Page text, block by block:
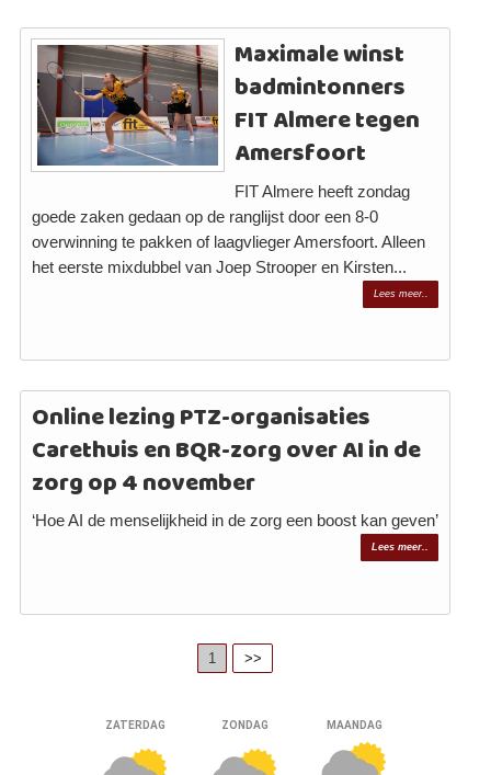
Maximale winst
badmintonners
FIT Almere tegen
Amersfoort
FIT Almere heeft zondag
goede zaken gedaan op de ranglijst door een 8-0
overwinning te pakken of laagvlieger Amersfoort. Alleen
het eerste mixdubbel van Joep Strooper en Kirsten...
Lees meer..
Online lezing PTZ-organisaties
Carethuis en BQR-zorg over AI in de
zorg op 4 november
‘Hoe AI de menselijkheid in de zorg een boost kan geven’
Lees meer..
1 >>